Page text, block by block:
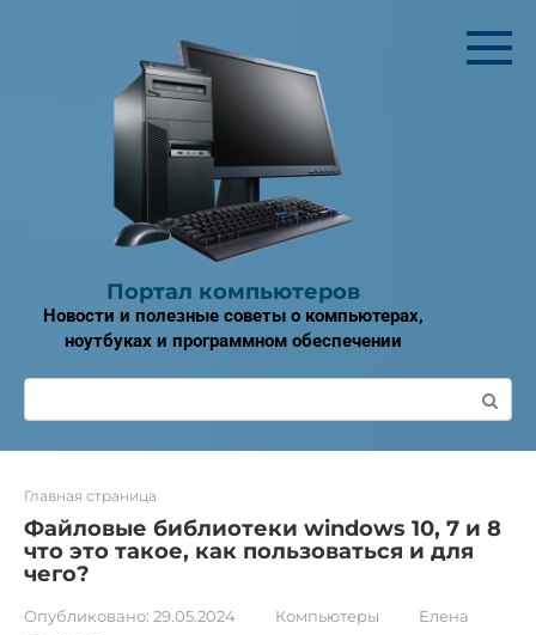
Портал компьютеров
Новости и полезные советы о компьютерах,
ноутбуках и программном обеспечении
Поиск:
Главная страница
Файловые библиотеки windows 10, 7 и 8
что это такое, как пользоваться и для
чего?
Опубликовано: 29.05.2024 Компьютеры
Елена